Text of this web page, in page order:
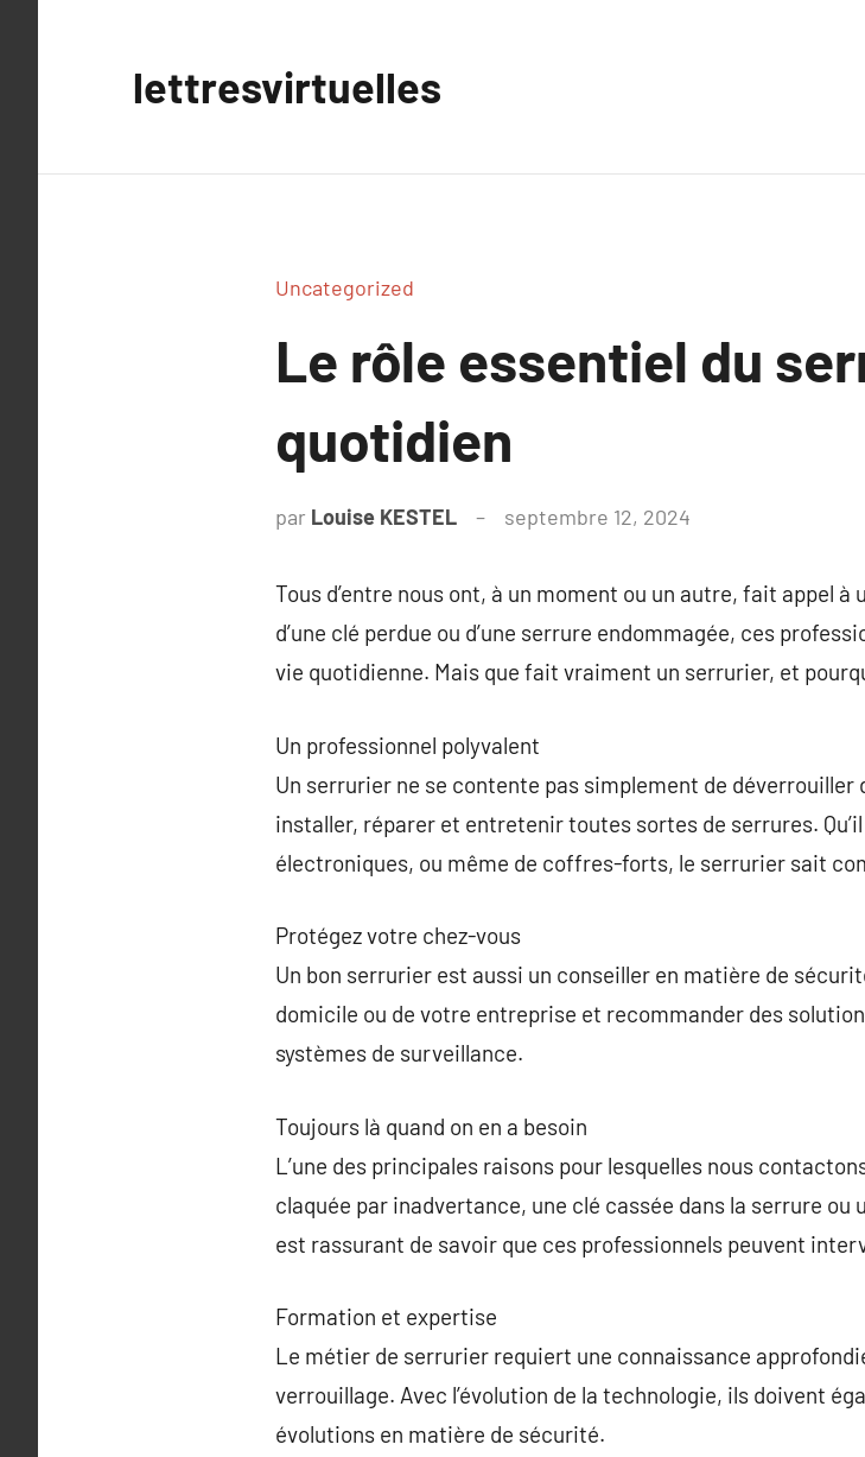
lettresvirtuelles
Uncategorized
Le rôle essentiel du
quotidien
par Louise KESTEL septembre 12, 2024
Tous d’entre nous ont, à un moment ou un autre, fait appel à
d’une clé perdue ou d’une serrure endommagée, ces
vie quotidienne. Mais que fait vraiment un serrurier, et
Un professionnel polyvalent
Un serrurier ne se contente pas simplement de
installer, réparer et entretenir toutes sortes de serrures.
électroniques, ou même de coffres-forts, le serrurier sait
Protégez votre chez-vous
Un bon serrurier est aussi un conseiller en matière de
domicile ou de votre entreprise et recommander des
systèmes de surveillance.
Toujours là quand on en a besoin
L’une des principales raisons pour lesquelles nous
claquée par inadvertance, une clé cassée dans la serrure
est rassurant de savoir que ces professionnels peuvent
Formation et expertise
Le métier de serrurier requiert une connaissance
verrouillage. Avec l’évolution de la technologie, ils doivent
évolutions en matière de sécurité.